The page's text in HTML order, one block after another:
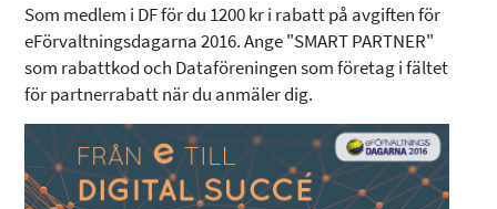
Som medlem i DF för du 1200 kr i rabatt på avgiften för
eFörvaltningsdagarna 2016. Ange "SMART PARTNER"
som rabattkod och Dataföreningen som företag i fältet
för partnerrabatt när du anmäler dig.